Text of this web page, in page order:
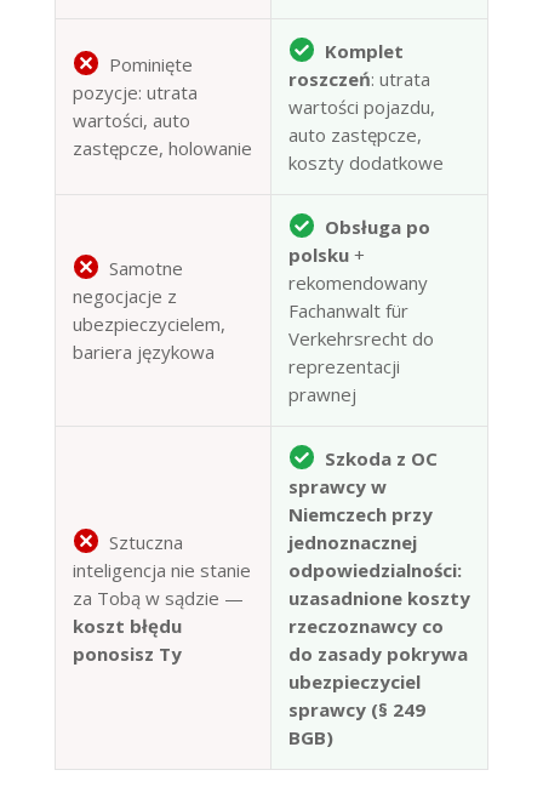
Pominięte
pozycje: utrata
wartości, auto
zastępcze, holowanie
Komplet
roszczeń: utrata
wartości pojazdu,
auto zastępcze,
koszty dodatkowe
Samotne
negocjacje z
ubezpieczycielem,
bariera językowa
Obsługa po
polsku+
rekomendowany
Fachanwalt für
Verkehrsrecht do
reprezentacji
prawnej
Sztuczna
inteligencja nie stanie
za Tobą w sądzie —
koszt błędu
ponosisz Ty
Szkoda z OC
sprawcy w
Niemczech przy
jednoznacznej
odpowiedzialności:
uzasadnione koszty
rzeczoznawcy co
do zasady pokrywa
ubezpieczyciel
sprawcy (§ 249
BGB)